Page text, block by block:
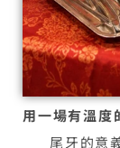
用一場有溫度
尾牙的意